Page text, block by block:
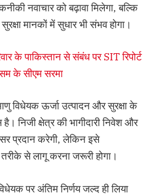
नवाचार को बढ़ावा मिलेगा, बल्कि
मानकों में सुधार भी संभव होगा।
के पाकिस्तान से संबंध पर SIT रिपोर्ट
के सीएम सरमा
विधेयक ऊर्जा उत्पादन और सुरक्षा के
निजी क्षेत्र की भागीदारी निवेश और
प्रदान करेगी, लेकिन इसे
से लागू करना जरूरी होगा।
पर अंतिम निर्णय जल्द ही लिया